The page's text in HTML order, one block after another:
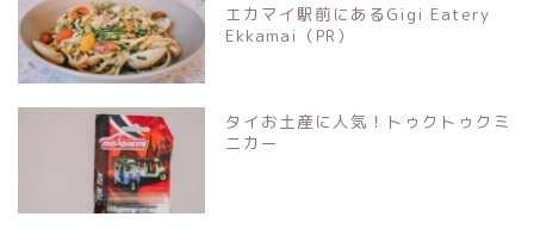
エカマイ駅前にあるGigi Eatery
Ekkamai（PR）
タイお土産に人気！トゥクトゥクミ
ニカー